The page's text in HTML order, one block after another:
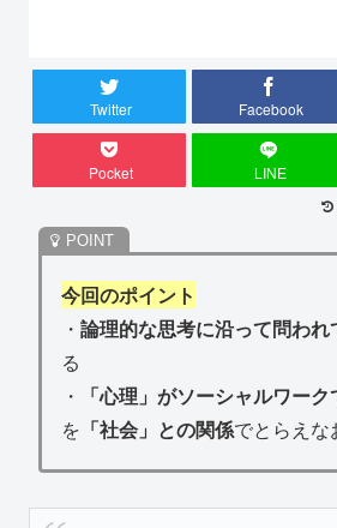
Twitter Facebook
Pocket LINE
今回のポイント
・ 論理的な思考に沿って問われ
る
・
「心理」がソーシャルワー
を 「社会」との関係でとらえな